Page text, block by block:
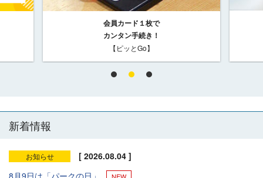
会員カード１枚で
カンタン手続き！
【ピッとGo】
新着情報
お知らせ
[ 2026.08.04 ]